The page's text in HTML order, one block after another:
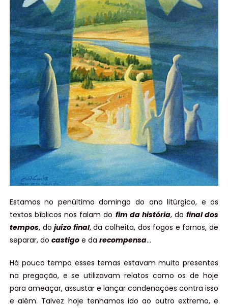
Estamos no penúltimo domingo do ano litúrgico, e os
textos bíblicos nos falam do fim da história, do final dos
tempos, dojuízo final, da colheita, dos fogos e fornos, de
separar, do castigoe da recompensa…
Há pouco tempo esses temas estavam muito presentes
na pregação, e se utilizavam relatos como os de hoje
para ameaçar, assustar e lançar condenações contra isso
e além. Talvez hoje tenhamos ido ao outro extremo, e